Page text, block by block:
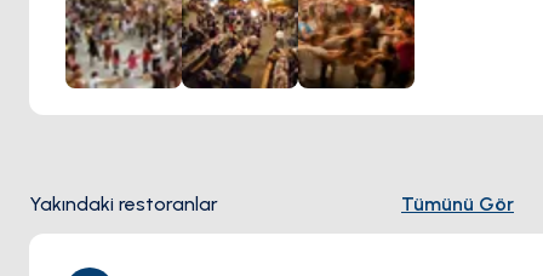
Yakındaki restoranlar Tümünü Gör